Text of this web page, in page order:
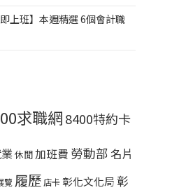
即上班】本週精選 6個會計職
求職網8400特約卡
休閒加班費 勞動部 名片
覽 履歷店卡彰化文化局彰